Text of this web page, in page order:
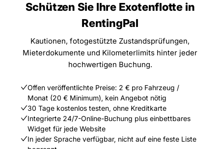
Schützen Sie Ihre Exotenflotte in
RentingPal
Kautionen, fotogestützte Zustandsprüfungen,
Mieterdokumente und Kilometerlimits hinter jeder
hochwertigen Buchung.
Offen veröffentlichte Preise: 2 € pro Fahrzeug /
Monat (20 € Minimum), kein Angebot nötig
30 Tage kostenlos testen, ohne Kreditkarte
Integrierte 24/7-Online-Buchung plus einbettbares
Widget für jede Website
In jeder Sprache verfügbar, nicht auf eine feste Liste